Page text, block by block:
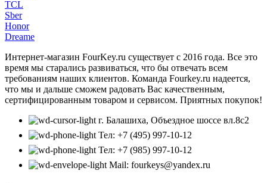
TCL
Sber
Honor
Dreame
Интернет-магазин FourKey.ru существует с 2016 года. Все это
время мы старались развиваться, что бы отвечать всем
требованиям наших клиентов. Команда Fourkey.ru надеется,
что мы и дальше сможем радовать Вас качественным,
сертифицированным товаром и сервисом. Приятных покупок!
г. Балашиха, Объездное шоссе вл.8c2
Тел: +7 (495) 997-10-12
Тел: +7 (985) 997-10-12
Mail: fourkeys@yandex.ru